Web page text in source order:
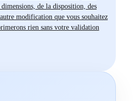
de la disposition, des
modification que vous souhaitez
rien sans votre validation